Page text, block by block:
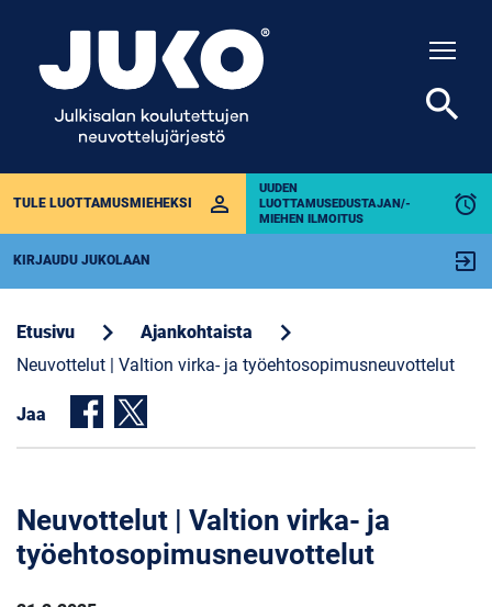
TULE LUOTTAMUSMIEHEKSI perm_identity
UUDEN
LUOTTAMUSEDUSTAJAN/-
MIEHEN ILMOITUS
alarm
KIRJAUDU JUKOLAAN exit_to_app
search
Etusivu chevron_right Ajankohtaista chevron_right
Neuvottelut | Valtion virka- ja työehtosopimusneuvottelut
Jaa
Neuvottelut | Valtion virka- ja
työehtosopimusneuvottelut